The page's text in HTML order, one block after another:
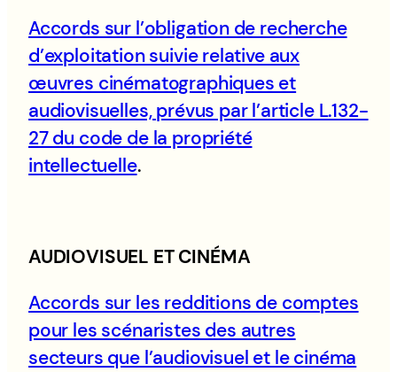
Accords sur l’obligation de recherche
d’exploitation suivie relative aux
œuvres cinématographiques et
audiovisuelles, prévus par l’article L.132-
27 du code de la propriété
intellectuelle.
AUDIOVISUEL ET CINÉMA
Accords sur les redditions de comptes
pour les scénaristes des autres
secteurs que l’audiovisuel et le cinéma